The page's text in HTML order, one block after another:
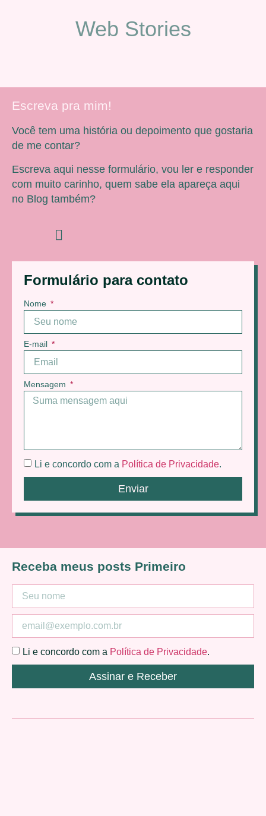
Web Stories
Formulário para contato
Nome
E-mail
Mensagem
Li e concordo com a Política de Privacidade.
Enviar
Escreva pra mim!
Você tem uma história ou depoimento que gostaria
de me contar?
Escreva aqui nesse formulário, vou ler e responder
com muito carinho, quem sabe ela apareça aqui
no Blog também?
Receba meus posts Primeiro
Li e concordo com a Política de Privacidade.
Assinar e Receber